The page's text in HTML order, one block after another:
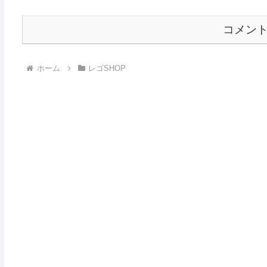
コメン
ホーム レゴSHOP